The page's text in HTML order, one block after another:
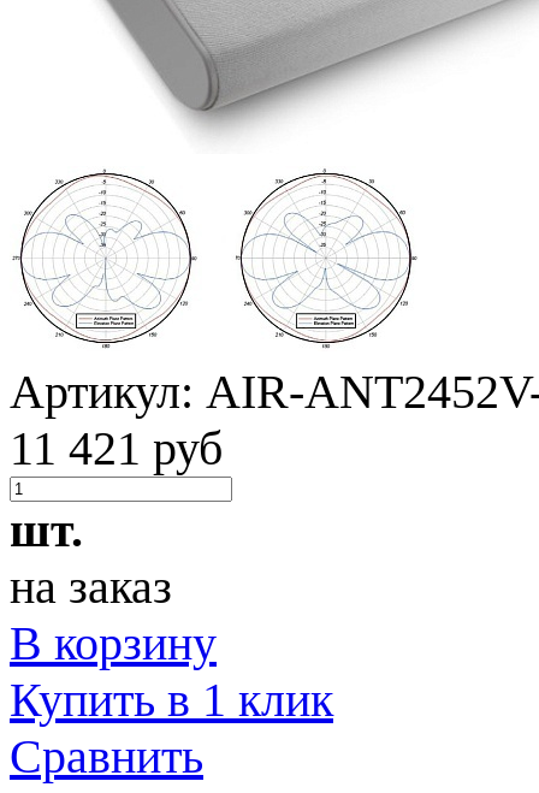
Артикул: AIR-
11 421 руб
шт.
на заказ
В корзину
Купить в 1 клик
Сравнить